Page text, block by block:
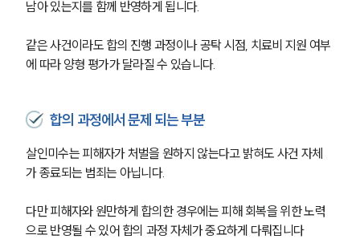
언론보도
법률 블로그
법률서식
뉴스레터/브로슈어
세미나
남아 있는지를 함께 반영하게 됩니다.
같은 사건이라도 합의 진행 과정이나 공탁 시점, 치료비 지원 여부
에 따라 양형 평가가 달라질 수 있습니다.
합의 과정에서 문제 되는 부분
살인미수는 피해자가 처벌을 원하지 않는다고 밝혀도 사건 자체
가 종료되는 범죄는 아닙니다.
다만 피해자와 원만하게 합의한 경우에는 피해 회복을 위한 노력
으로 반영될 수 있어 합의 과정 자체가 중요하게 다뤄집니다